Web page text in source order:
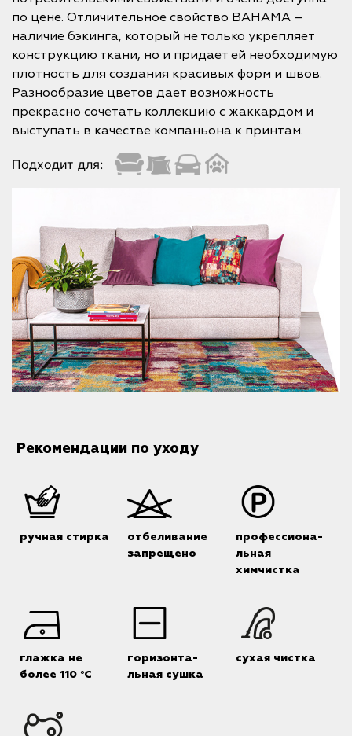
по цене. Отличительное свойство BAHAMA –
наличие бэкинга, который не только укрепляет
конструкцию ткани, но и придает ей необходимую
плотность для создания красивых форм и швов.
Разнообразие цветов дает возможность
прекрасно сочетать коллекцию с жаккардом и
выступать в качестве компаньона к принтам.
Подходит для:
Рекомендации по уходу
ручная стирка
отбеливание
запрещено
профессиона-
льная
химчистка
глажка не
более 110 °C
горизонта-
льная сушка
сухая чистка